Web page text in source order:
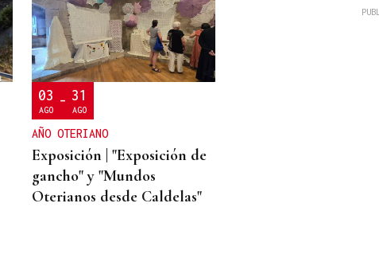
03
AGO
- 31
AGO
AÑO OTERIANO
Exposición | "Exposición de
gancho" y "Mundos
Oterianos desde Caldelas"